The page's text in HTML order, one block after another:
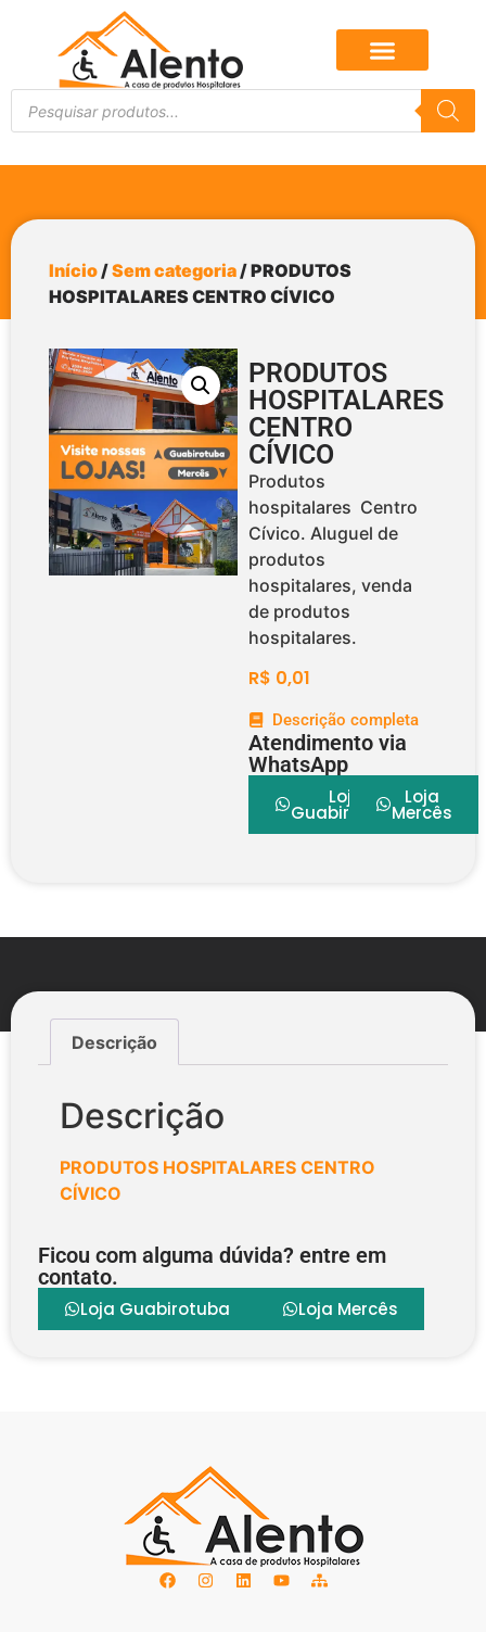
Início/Sem categoria/ PRODUTOS
HOSPITALARES CENTRO CÍVICO
PRODUTOS
HOSPITALARES
CENTRO
CÍVICO
Produtos
hospitalares Centro
Cívico. Aluguel de
produtos
hospitalares, venda
de produtos
hospitalares.
R$ 0,01
Descrição completa
Atendimento via
WhatsApp
Loja
Guabirotuba
Loja
Mercês
Descrição
Descrição
PRODUTOS HOSPITALARES CENTRO
CÍVICO
Ficou com alguma dúvida? entre em
contato.
Loja Guabirotuba Loja Mercês